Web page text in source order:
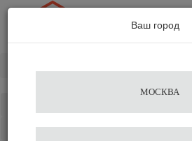
Избранное
Ваш город
МОСКВА